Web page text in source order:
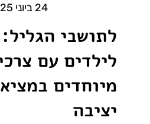
24 ביוני 2025
לתושבי
לילדים עם
מיוחדים
יציבה